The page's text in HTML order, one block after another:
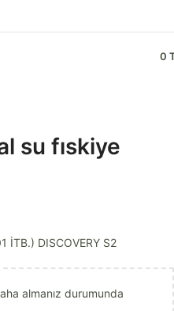
0
su fıskiye
İTB.) DISCOVERY S2
almanız durumunda